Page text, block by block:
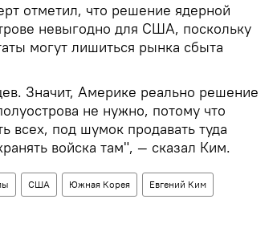
отметил, что решение ядерной
невыгодно для США, поскольку
могут лишиться рынка сбыта
Значит, Америке реально решение
не нужно, потому что
всех, под шумок продавать туда
войска там", — сказал Ким.
США Южная Корея Евгений Ким